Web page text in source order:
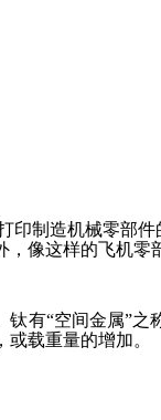
印制造机械零部
，像这样的飞机零
钛有“空间金属”
或载重量的增加。